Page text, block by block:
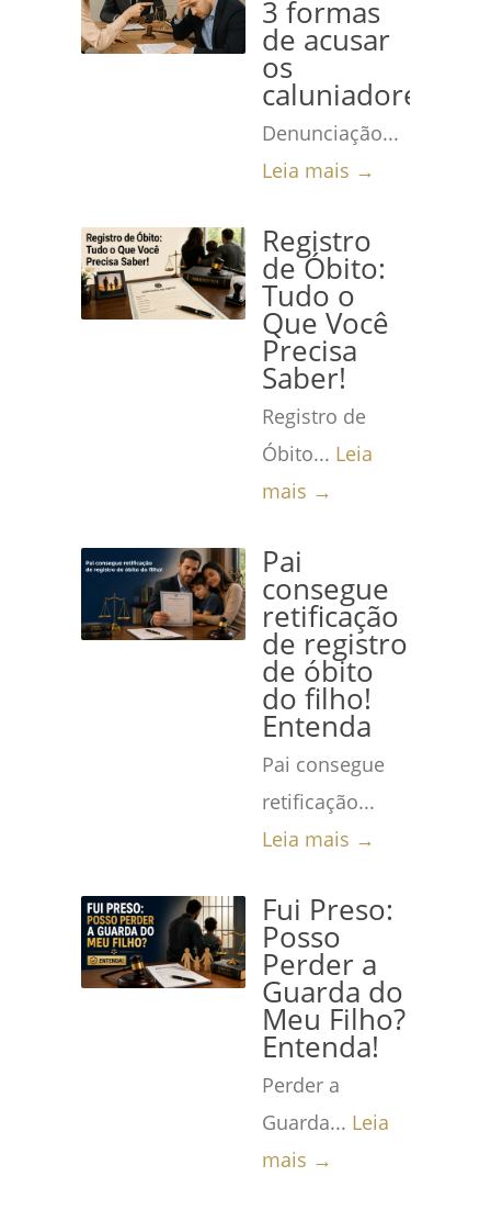
3 formas
de acusar
os
caluniadores
Denunciação...
Leia mais →
Registro
de Óbito:
Tudo o
Que Você
Precisa
Saber!
Registro de
Óbito... Leia
mais →
Pai
consegue
retificação
de registro
de óbito
do filho!
Entenda
Pai consegue
retificação...
Leia mais →
Fui Preso:
Posso
Perder a
Guarda do
Meu Filho?
Entenda!
Perder a
Guarda... Leia
mais →